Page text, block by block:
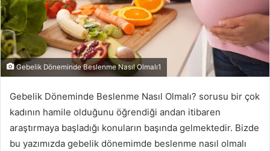
Gebelik Döneminde Beslenme Nasıl Olmalı1
Gebelik Döneminde Beslenme Nasıl Olmalı? sorusu bir çok
kadının hamile olduğunu öğrendiği andan itibaren
araştırmaya başladığı konuların başında gelmektedir. Bizde
bu yazımızda gebelik dönemimde beslenme nasıl olmalı